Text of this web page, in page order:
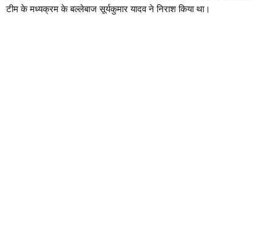
टीम के मध्यक्रम के बल्लेबाज सूर्यकुमार यादव ने निराश किया था।